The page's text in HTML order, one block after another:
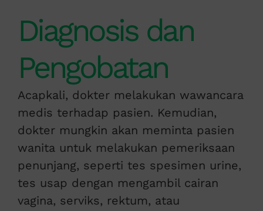
Diagnosis dan
Pengobatan
Acapkali, dokter melakukan wawancara
medis terhadap pasien. Kemudian,
dokter mungkin akan meminta pasien
wanita untuk melakukan pemeriksaan
penunjang, seperti tes spesimen urine,
tes usap dengan mengambil cairan
vagina, serviks, rektum, atau